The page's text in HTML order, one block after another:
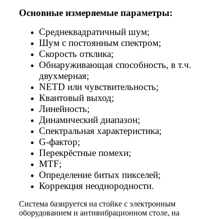
Основные измеряемые параметры:
Среднеквадратичный шум;
Шум с постоянным спектром;
Скорость отклика;
Обнаруживающая способность, в т.ч.
двухмерная;
NETD или чувствительность;
Квантовый выход;
Линейность;
Динамический диапазон;
Спектральная характеристика;
G-фактор;
Перекрёстные помехи;
MTF;
Определение битых пикселей;
Коррекция неоднородности.
Система базируется на стойке с электронным
оборудованием и антивибрационном столе, на